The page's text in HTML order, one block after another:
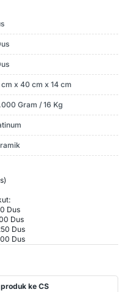
cm x 40 cm x 14 cm
Gram / 16 Kg
Dus
Dus
Dus
Dus
ke CS